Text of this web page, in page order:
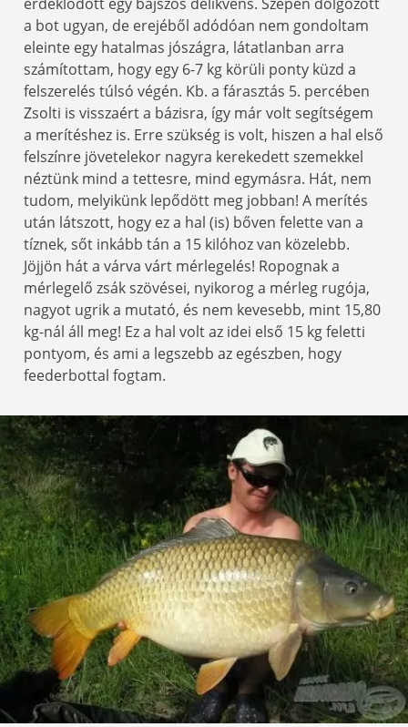
a bot ugyan, de erejéből adódóan nem gondoltam
eleinte egy hatalmas jószágra, látatlanban arra
számítottam, hogy egy 6-7 kg körüli ponty küzd a
felszerelés túlsó végén. Kb. a fárasztás 5. percében
Zsolti is visszaért a bázisra, így már volt segítségem
a merítéshez is. Erre szükség is volt, hiszen a hal első
felszínre jövetelekor nagyra kerekedett szemekkel
néztünk mind a tettesre, mind egymásra. Hát, nem
tudom, melyikünk lepődött meg jobban! A merítés
után látszott, hogy ez a hal (is) bőven felette van a
tíznek, sőt inkább tán a 15 kilóhoz van közelebb.
Jöjjön hát a várva várt mérlegelés! Ropognak a
mérlegelő zsák szövései, nyikorog a mérleg rugója,
nagyot ugrik a mutató, és nem kevesebb, mint 15,80
kg-nál áll meg! Ez a hal volt az idei első 15 kg feletti
pontyom, és ami a legszebb az egészben, hogy
feederbottal fogtam.